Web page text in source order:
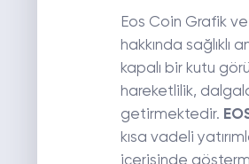
Eos Coin Grafik ve
hakkında
kapalı bir kutu
hareketlilik,
getirmektedir.
kısa vadeli